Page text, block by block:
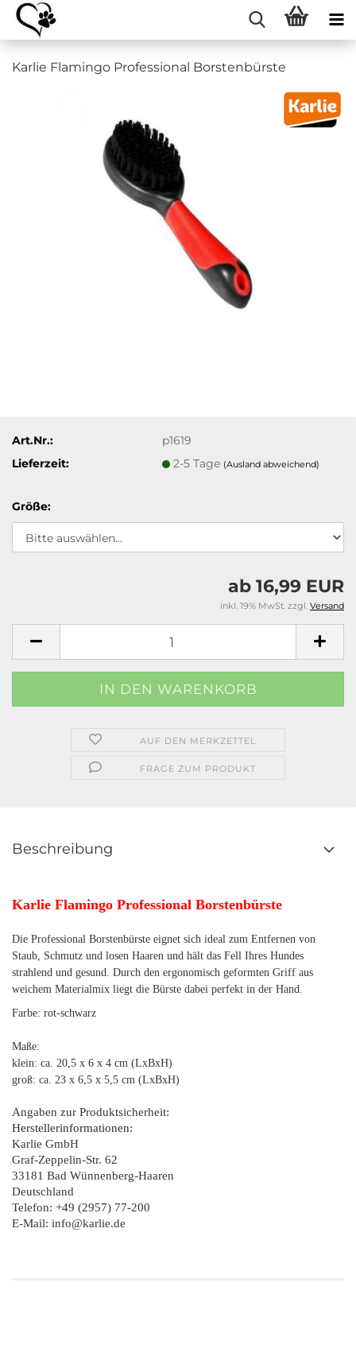
Karlie Flamingo Professional Borstenbürste
Art.Nr.:
p1619
Lieferzeit:
2-5 Tage (Ausland abweichend)
Größe:
ab 16,99 EUR
inkl. 19% MwSt. zzgl. Versand
AUF DEN MERKZETTEL
FRAGE ZUM PRODUKT
Beschreibung
Karlie Flamingo Professional Borstenbürste
Die Professional Borstenbürste eignet sich ideal zum Entfernen von
Staub, Schmutz und losen Haaren und hält das Fell Ihres Hundes
strahlend und gesund. Durch den ergonomisch geformten Griff aus
weichem Materialmix liegt die Bürste dabei perfekt in der Hand.
Farbe: rot-schwarz
Maße:
klein: ca. 20,5 x 6 x 4 cm (LxBxH)
groß: ca. 23 x 6,5 x 5,5 cm (LxBxH)
Angaben zur Produktsicherheit:
Herstellerinformationen:
Karlie GmbH
Graf-Zeppelin-Str. 62
33181 Bad Wünnenberg-Haaren
Deutschland
Telefon: +49 (2957) 77-200
E-Mail: info@karlie.de